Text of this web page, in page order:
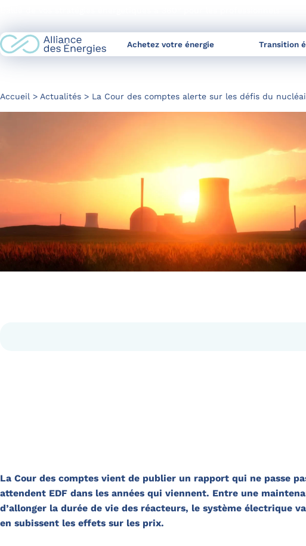
Content
Achetez votre énergie Transition
Accueil Actualités La Cour des comptes alerte sur les défis du
La Cour des comptes vient de publier un rapport qui ne passe
attendent EDF dans les années qui viennent. Entre une
d’allonger la durée de vie des réacteurs, le système électrique
en subissent les effets sur les prix.